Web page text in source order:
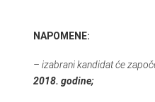
NAPOMENE:
– izabrani kandidat će
2018. godine;